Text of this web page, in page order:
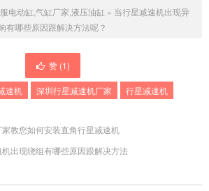
电动缸,气缸厂家,液压油缸 » 当行星减速机出现异
有哪些原因跟解决方法呢？
赞 (1)
速机 深圳行星减速机厂家 行星减速机
教您如何安装直角行星减速机
出现绕组有哪些原因跟解决方法